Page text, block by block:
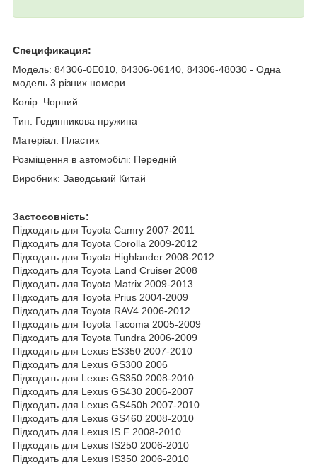
Спецификация:
Модель: 84306-0E010, 84306-06140, 84306-48030 - Одна
модель 3 різних номери
Колір: Чорний
Тип: Годинникова пружина
Матеріал: Пластик
Розміщення в автомобілі: Передній
Виробник: Заводський Китай
Застосовність:
Підходить для Toyota Camry 2007-2011
Підходить для Toyota Corolla 2009-2012
Підходить для Toyota Highlander 2008-2012
Підходить для Toyota Land Cruiser 2008
Підходить для Toyota Matrix 2009-2013
Підходить для Toyota Prius 2004-2009
Підходить для Toyota RAV4 2006-2012
Підходить для Toyota Tacoma 2005-2009
Підходить для Toyota Tundra 2006-2009
Підходить для Lexus ES350 2007-2010
Підходить для Lexus GS300 2006
Підходить для Lexus GS350 2008-2010
Підходить для Lexus GS430 2006-2007
Підходить для Lexus GS450h 2007-2010
Підходить для Lexus GS460 2008-2010
Підходить для Lexus IS F 2008-2010
Підходить для Lexus IS250 2006-2010
Підходить для Lexus IS350 2006-2010